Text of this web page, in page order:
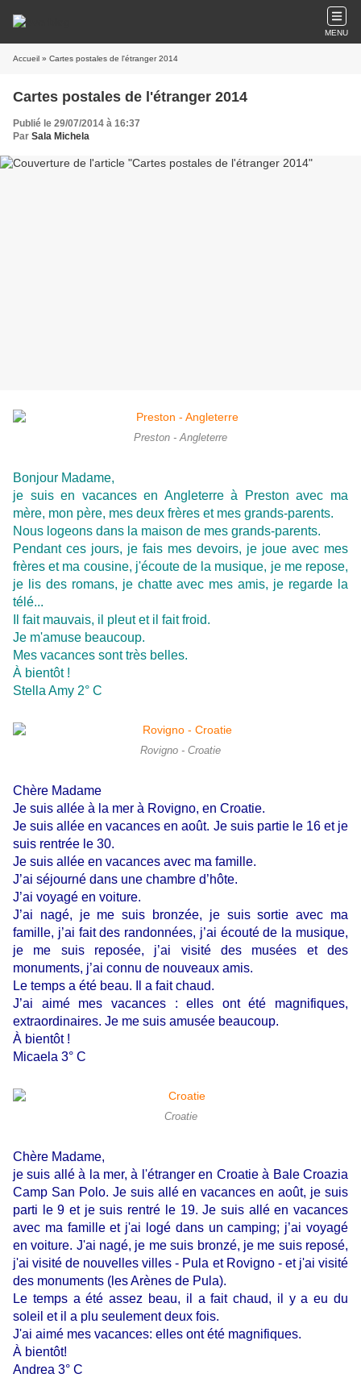
MENU
Accueil » Cartes postales de l'étranger 2014
Cartes postales de l'étranger 2014
Publié le 29/07/2014 à 16:37
Par Sala Michela
Preston - Angleterre
Bonjour Madame,
je suis en vacances en Angleterre à Preston avec ma
mère, mon père, mes deux frères et mes grands-parents.
Nous logeons dans la maison de mes grands-parents.
Pendant ces jours, je fais mes devoirs, je joue avec mes
frères et ma cousine, j'écoute de la musique, je me repose,
je lis des romans, je chatte avec mes amis, je regarde la
télé...
Il fait mauvais, il pleut et il fait froid.
Je m'amuse beaucoup.
Mes vacances sont très belles.
À bientôt !
Stella Amy 2° C
Rovigno - Croatie
Chère Madame
Je suis allée à la mer à Rovigno, en Croatie.
Je suis allée en vacances en août. Je suis partie le 16 et je
suis rentrée le 30.
Je suis allée en vacances avec ma famille.
J’ai séjourné dans une chambre d’hôte.
J’ai voyagé en voiture.
J’ai nagé, je me suis bronzée, je suis sortie avec ma
famille, j’ai fait des randonnées, j’ai écouté de la musique,
je me suis reposée, j’ai visité des musées et des
monuments, j’ai connu de nouveaux amis.
Le temps a été beau. Il a fait chaud.
J’ai aimé mes vacances : elles ont été magnifiques,
extraordinaires. Je me suis amusée beaucoup.
À bientôt !
Micaela 3° C
Croatie
Chère Madame,
je suis allé à la mer, à l'étranger en Croatie à Bale Croazia
Camp San Polo. Je suis allé en vacances en août, je suis
parti le 9 et je suis rentré le 19. Je suis allé en vacances
avec ma famille et j'ai logé dans un camping; j’ai voyagé
en voiture. J'ai nagé, je me suis bronzé, je me suis reposé,
j'ai visité de nouvelles villes - Pula et Rovigno - et j'ai visité
des monuments (les Arènes de Pula).
Le temps a été assez beau, il a fait chaud, il y a eu du
soleil et il a plu seulement deux fois.
J'ai aimé mes vacances: elles ont été magnifiques.
À bientôt!
Andrea 3° C